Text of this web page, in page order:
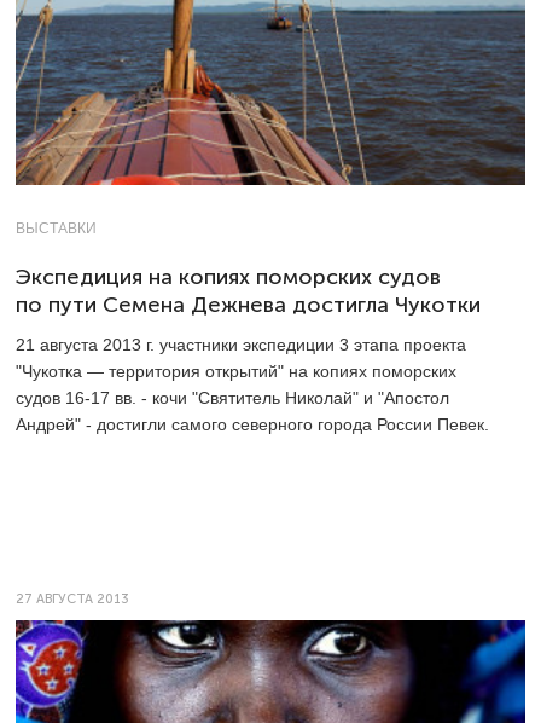
ВЫСТАВКИ
Экспедиция на копиях поморских судов
по пути Семена Дежнева достигла Чукотки
21 августа 2013 г. участники экспедиции 3 этапа проекта
"Чукотка — территория открытий" на копиях поморских
судов 16-17 вв. - кочи "Святитель Николай" и "Апостол
Андрей" - достигли самого северного города России Певек.
27 АВГУСТА 2013